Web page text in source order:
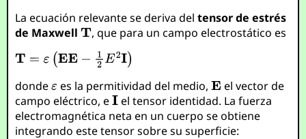
La ecuación relevante se deriva deltensor de estrés
de Maxwell
, que para un campo electrostático es
donde es la permitividad del medio,
el vector de
campo eléctrico, e el tensor identidad. La fuerza
electromagnética neta en un cuerpo se obtiene
integrando este tensor sobre su superficie: